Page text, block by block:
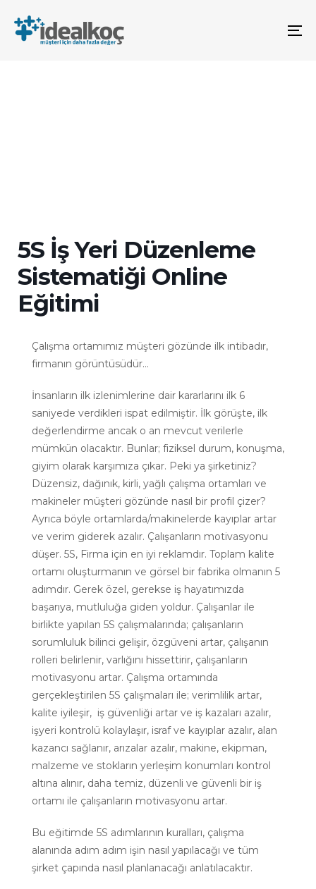
atla
gezinme
bölümüne
5S İş Yeri Düzenleme
Sistematiği Online
Eğitimi
Çalışma ortamımız müşteri gözünde ilk intibadır,
firmanın görüntüsüdür…
İnsanların ilk izlenimlerine dair kararlarını ilk 6
saniyede verdikleri ispat edilmiştir. İlk görüşte, ilk
değerlendirme ancak o an mevcut verilerle
mümkün olacaktır. Bunlar; fiziksel durum, konuşma,
giyim olarak karşımıza çıkar. Peki ya şirketiniz?
Düzensiz, dağınık, kirli, yağlı çalışma ortamları ve
makineler müşteri gözünde nasıl bir profil çizer?
Ayrıca böyle ortamlarda/makinelerde kayıplar artar
ve verim giderek azalır. Çalışanların motivasyonu
düşer. 5S, Firma için en iyi reklamdır. Toplam kalite
ortamı oluşturmanın ve görsel bir fabrika olmanın 5
adımdır. Gerek özel, gerekse iş hayatımızda
başarıya, mutluluğa giden yoldur. Çalışanlar ile
birlikte yapılan 5S çalışmalarında; çalışanların
sorumluluk bilinci gelişir, özgüveni artar, çalışanın
rolleri belirlenir, varlığını hissettirir, çalışanların
motivasyonu artar. Çalışma ortamında
gerçekleştirilen 5S çalışmaları ile; verimlilik artar,
kalite iyileşir, iş güvenliği artar ve iş kazaları azalır,
işyeri kontrolü kolaylaşır, israf ve kayıplar azalır, alan
kazancı sağlanır, arızalar azalır, makine, ekipman,
malzeme ve stokların yerleşim konumları kontrol
altına alınır, daha temiz, düzenli ve güvenli bir iş
ortamı ile çalışanların motivasyonu artar.
Bu eğitimde 5S adımlarının kuralları, çalışma
alanında adım adım işin nasıl yapılacağı ve tüm
şirket çapında nasıl planlanacağı anlatılacaktır.